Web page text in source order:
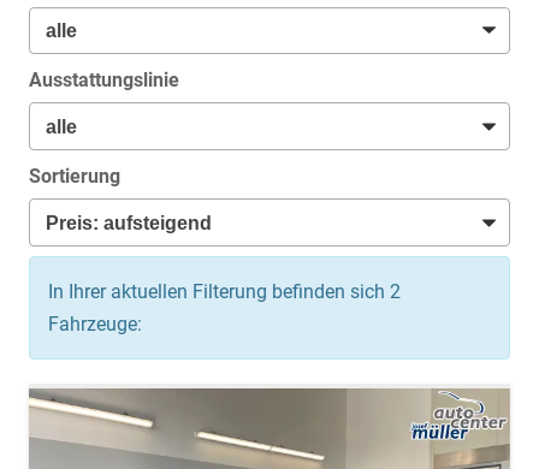
Ausstattungslinie
Sortierung
In Ihrer aktuellen Filterung befinden sich 2
Fahrzeuge: